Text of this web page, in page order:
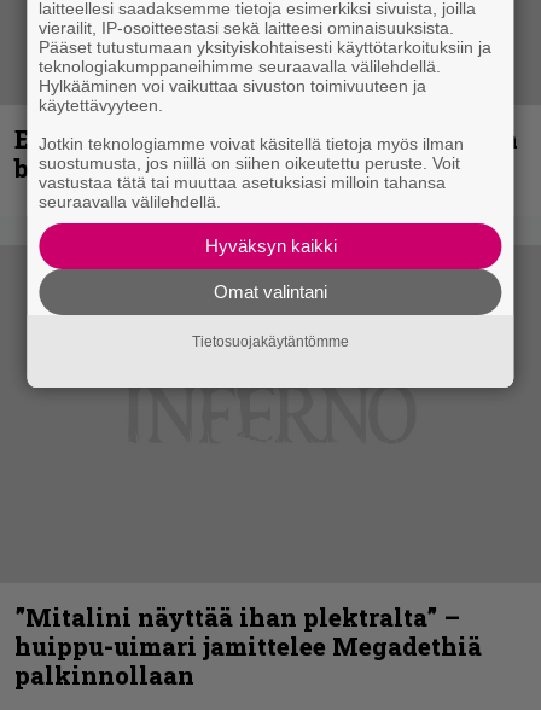
Espoon syyskuu käynnistyy kotimaisen
black metalin merkeissä
”Mitalini näyttää ihan plektralta” –
huippu-uimari jamittelee Megadethiä
palkinnollaan
laitteellesi saadaksemme tietoja esimerkiksi sivuista, joilla
vierailit, IP-osoitteestasi sekä laitteesi ominaisuuksista.
Pääset tutustumaan yksityiskohtaisesti käyttötarkoituksiin ja
teknologiakumppaneihimme seuraavalla välilehdellä.
Hylkääminen voi vaikuttaa sivuston toimivuuteen ja
käytettävyyteen.
Jotkin teknologiamme voivat käsitellä tietoja myös ilman
suostumusta, jos niillä on siihen oikeutettu peruste. Voit
vastustaa tätä tai muuttaa asetuksiasi milloin tahansa
seuraavalla välilehdellä.
Hyväksyn kaikki
Omat valintani
Tietosuojakäytäntömme